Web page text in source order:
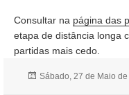
Consultar na página das
etapa de distância longa
partidas mais cedo.
Publicado
Sábado, 27 de Maio de